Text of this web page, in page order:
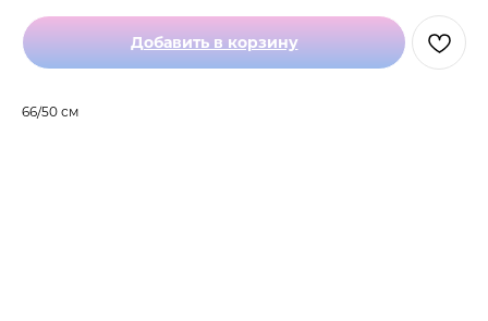
Добавить в корзину
66/50 см